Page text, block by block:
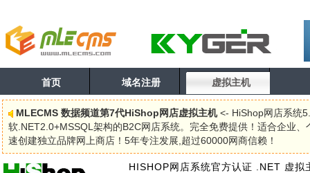
首页 域名注册 虚拟主机
MLECMS 数据频道第7代HiShop网店虚拟主机<- HiShop网店系统
软.NET2.0+MSSQL架构的B2C网店系统。完全免费提供！适合企业
速创建独立品牌网上商店！5年专注发展,超过60000网商信赖！
HISHOP网店系统官方认证 .NET 虚拟